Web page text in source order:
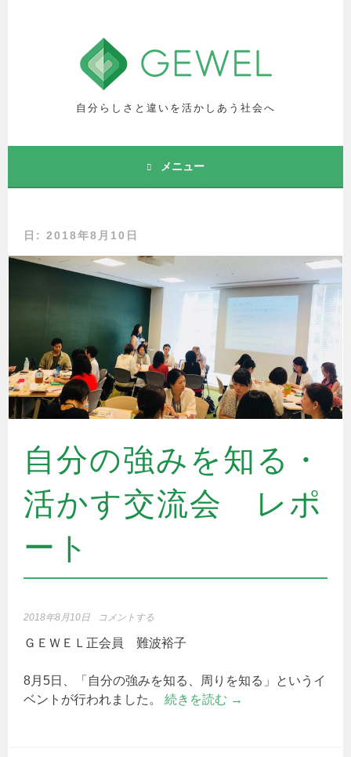
自分らしさと違いを活かしあう社会へ
メニュー
日: 2018年8月10日
自分の強みを知る・
活かす交流会 レポ
ート
2018年8月10日 コメントする
ＧＥＷＥＬ正会員 難波裕子
8月5日、「自分の強みを知る、周りを知る」というイ
ベントが行われました。続きを読む →